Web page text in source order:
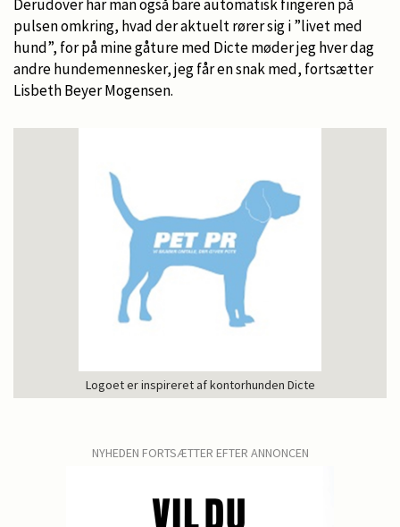
Derudover har man også bare automatisk fingeren på
pulsen omkring, hvad der aktuelt rører sig i ”livet med
hund”, for på mine gåture med Dicte møder jeg hver dag
andre hundemennesker, jeg får en snak med, fortsætter
Lisbeth Beyer Mogensen.
Logoet er inspireret af kontorhunden Dicte
NYHEDEN FORTSÆTTER EFTER ANNONCEN